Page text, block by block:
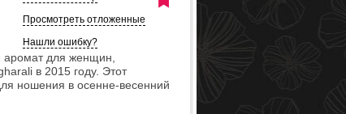
Просмотреть отложенные
Нашли ошибку?
аромат для женщин,
в 2015 году. Этот
ношения в осенне-весенний